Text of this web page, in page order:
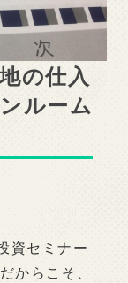
の仕入
ルーム
資セミナー
からこそ、